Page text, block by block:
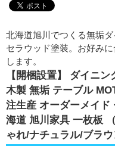
北海道旭川でつくる無垢
セラウッド塗装。お好み
します。
【開梱設置】 ダイニ
木製 無垢 テーブル
注生産 オーダーメイド
海道 旭川家具 一枚板
ゃれ/ナチュラル/ブラ